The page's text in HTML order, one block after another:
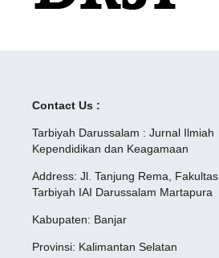
Contact Us :
Tarbiyah Darussalam : Jurnal Ilmiah
Kependidikan dan Keagamaan
Address: Jl. Tanjung Rema, Fakultas
Tarbiyah IAI Darussalam Martapura
Kabupaten: Banjar
Provinsi: Kalimantan Selatan